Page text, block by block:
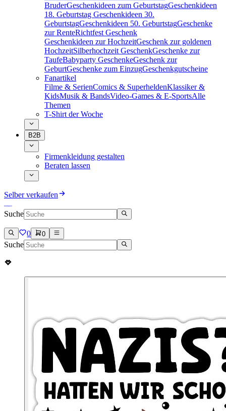
BruderGeschenkideen zum GeburtstagGeschenkideen
18. Geburtstag Geschenkideen 30.
GeburtstagGeschenkideen 50. GeburtstagGeschenke
zur RenteRichtfest Geschenk
Geschenkideen zur HochzeitGeschenk zur goldenen
HochzeitSilberhochzeit GeschenkGeschenke zur
TaufeBabyparty GeschenkeGeschenk zur
GeburtGeschenke zum EinzugGeschenkgutscheine
Fanartikel
Filme & SerienComics & SuperheldenKlassiker &
KidsMusik & BandsVideo-Games & E-SportsAlle
Themen
T-Shirt der Woche
B2B
Firmenkleidung gestalten
Beraten lassen
Selber verkaufen
Suche
0 0
Suche